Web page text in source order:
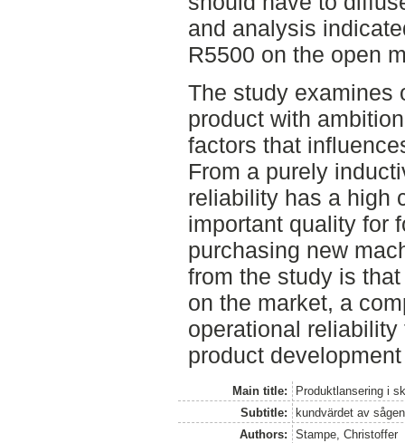
and analysis
R5500 on the open
The study examines
product with
factors that
From a purely
reliability has a high
important quality for
purchasing new
from the study is
on the market, a
operational
product
Main title:
Produktlansering i
Subtitle:
kundvärdet av
Authors:
Stampe, Christoffer